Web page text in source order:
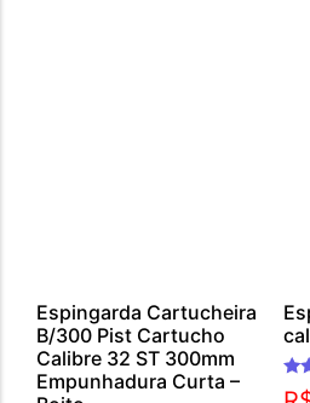
Espingarda Cartucheira
B/300 Pist Cartucho
Calibre 32 ST 300mm
Empunhadura Curta –